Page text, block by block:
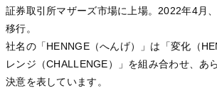
証券取引所マザーズ市場に上場。2022年4月
移行。
社名の「HENNGE（へんげ）」は「変化（
レンジ（CHALLENGE）」を組み合わせ、あ
決意を表しています。